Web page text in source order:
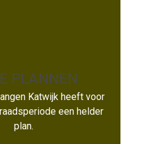
PLANNEN
Katwijk heeft voor
een helder
plan.
PLANNEN